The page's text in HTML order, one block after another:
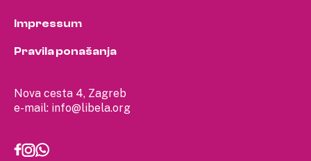
Nova cesta 4, Zagreb
e-mail: info@libela.org
Impressum
Pravila ponašanja